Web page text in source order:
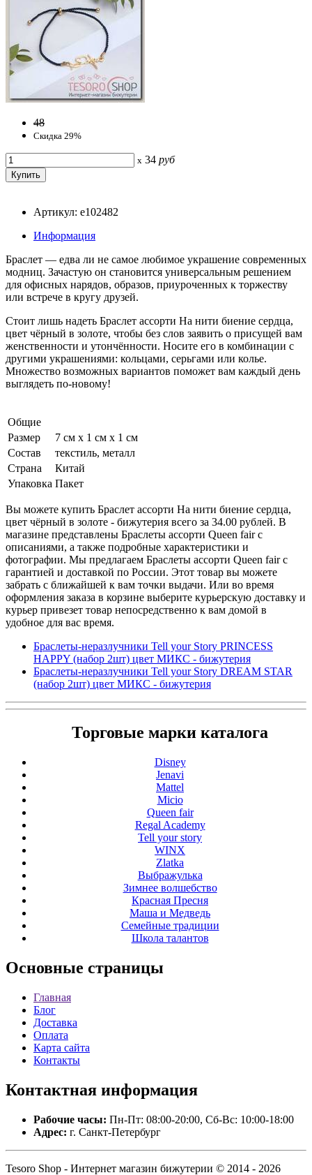
48
Скидка 29%
x 34 руб
Артикул: e102482
Информация
Браслет — едва ли не самое любимое украшение современных
модниц. Зачастую он становится универсальным решением
для офисных нарядов, образов, приуроченных к торжеству
или встрече в кругу друзей.
Стоит лишь надеть Браслет ассорти На нити биение сердца,
цвет чёрный в золоте, чтобы без слов заявить о присущей вам
женственности и утончённости. Носите его в комбинации с
другими украшениями: кольцами, серьгами или колье.
Множество возможных вариантов поможет вам каждый день
выглядеть по-новому!
Общие
Размер
7 см x 1 см x 1 см
Состав
текстиль, металл
Страна
Китай
Упаковка Пакет
Вы можете купить Браслет ассорти На нити биение сердца,
цвет чёрный в золоте - бижутерия всего за 34.00 рублей. В
магазине представлены Браслеты ассорти Queen fair с
описаниями, а также подробные характеристики и
фотографии. Мы предлагаем Браслеты ассорти Queen fair с
гарантией и доставкой по России. Этот товар вы можете
забрать с ближайшей к вам точки выдачи. Или во время
оформления заказа в корзине выберите курьерскую доставку и
курьер привезет товар непосредственно к вам домой в
удобное для вас время.
Браслеты-неразлучники Tell your Story PRINCESS
HAPPY (набор 2шт) цвет МИКС - бижутерия
Браслеты-неразлучники Tell your Story DREAM STAR
(набор 2шт) цвет МИКС - бижутерия
Торговые марки каталога
Disney
Jenavi
Mattel
Micio
Queen fair
Regal Academy
Tell your story
WINX
Zlatka
Выбражулька
Зимнее волшебство
Красная Пресня
Маша и Медведь
Семейные традиции
Школа талантов
Основные страницы
Главная
Блог
Доставка
Оплата
Карта сайта
Контакты
Контактная информация
Рабочие часы: Пн-Пт: 08:00-20:00, Сб-Вс: 10:00-18:00
Адрес: г. Санкт-Петербург
Tesoro Shop - Интернет магазин бижутерии © 2014 - 2026